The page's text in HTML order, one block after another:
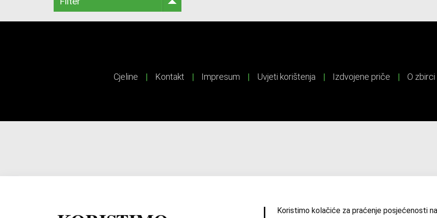
Cjeline | Kontakt | Impresum | Uvjeti korištenja | Izdvojene priče | O zbirci
Koristimo kolačiće za praćenje posjećenosti